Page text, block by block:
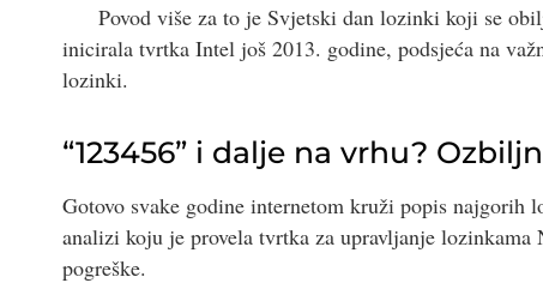
Povod više za to je Svjetski dan lozinki koji se
inicirala tvrtka Intel još 2013. godine, podsjeća na
lozinki.
“123456” i dalje na vrhu?
Gotovo svake godine internetom kruži popis najgorih
analizi koju je provela tvrtka za upravljanje
pogreške.